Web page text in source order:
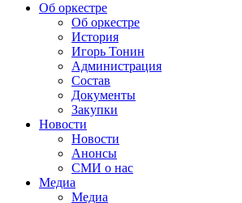
Об оркестре
Об оркестре
История
Игорь Тонин
Администрация
Состав
Документы
Закупки
Новости
Новости
Анонсы
СМИ о нас
Медиа
Медиа